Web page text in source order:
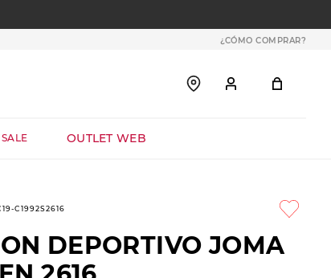
¿CÓMO COMPRAR?
SALE OUTLET WEB
C1992S2616
DEPORTIVO JOMA